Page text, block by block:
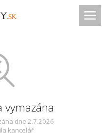
vymazána
dne 2.7.2026
kancelář